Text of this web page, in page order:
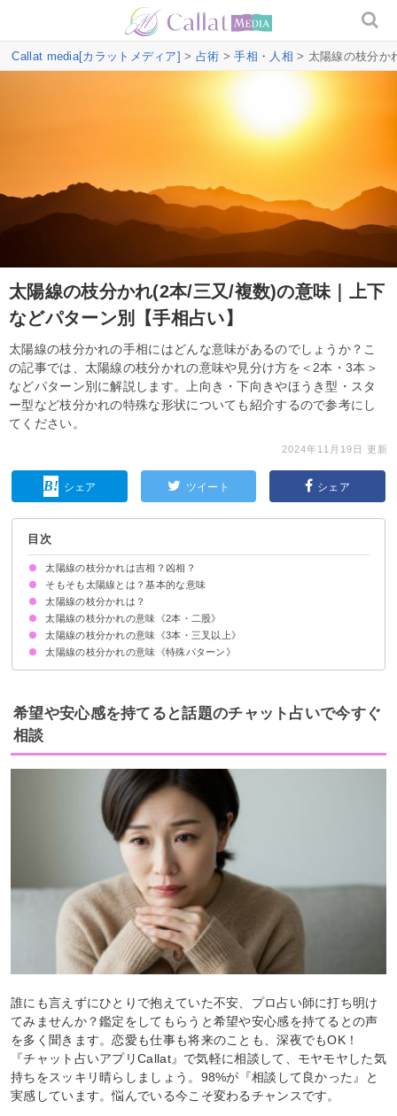
Callat media[カラットメディア] > 占術 >手相・人相 > 太陽線の枝分か
太陽線の枝分かれ(2本/三又/複数)の意味｜上下
などパターン別【手相占い】
太陽線の枝分かれの手相にはどんな意味があるのでしょうか？こ
の記事では、太陽線の枝分かれの意味や見分け方を＜2本・3本＞
などパターン別に解説します。上向き・下向きやほうき型・スタ
ー型など枝分かれの特殊な形状についても紹介するので参考にし
てください。
2024年11月19日 更新
シェア ツイート シェア
目次
太陽線の枝分かれは吉相？凶相？
そもそも太陽線とは？基本的な意味
太陽線の枝分かれは？
太陽線の枝分かれの意味《2本・二股》
太陽線の枝分かれの意味《3本・三叉以上》
太陽線の枝分かれの意味《特殊パターン》
希望や安心感を持てると話題のチャット占いで今すぐ
相談
誰にも言えずにひとりで抱えていた不安、プロ占い師に打ち明け
てみませんか？鑑定をしてもらうと希望や安心感を持てるとの声
を多く聞きます。恋愛も仕事も将来のことも、深夜でもOK！
『チャット占いアプリCallat』で気軽に相談して、モヤモヤした気
持ちをスッキリ晴らしましょう。98%が『相談して良かった』と
実感しています。悩んでいる今こそ変わるチャンスです。